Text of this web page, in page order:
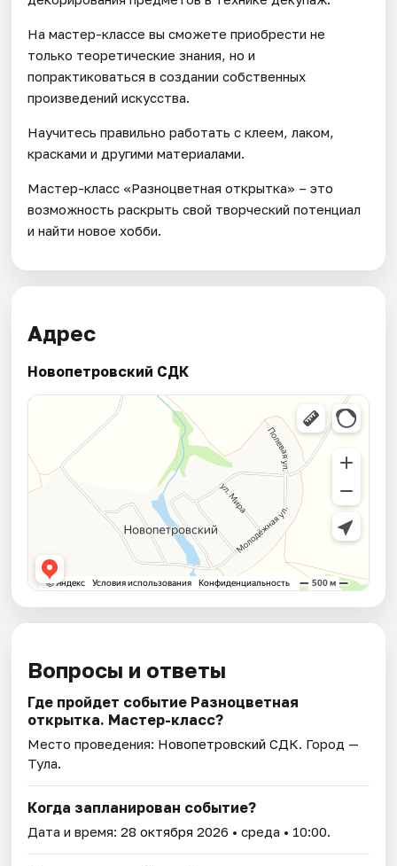
На мастер-классе вы сможете приобрести не
только теоретические знания, но и
попрактиковаться в создании собственных
произведений искусства.
Научитесь правильно работать с клеем, лаком,
красками и другими материалами.
Мастер-класс «Разноцветная открытка» – это
возможность раскрыть свой творческий потенциал
и найти новое хобби.
Адрес
Новопетровский СДК
Вопросы и ответы
Где пройдет событие Разноцветная
открытка. Мастер-класс?
Место проведения: Новопетровский СДК. Город —
Тула.
Когда запланирован событие?
Дата и время:28 октября 2026 • среда • 10:00.